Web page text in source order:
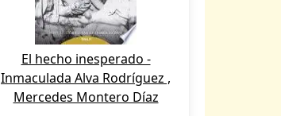
El hecho inesperado -
Inmaculada Alva Rodríguez ,
Mercedes Montero Díaz